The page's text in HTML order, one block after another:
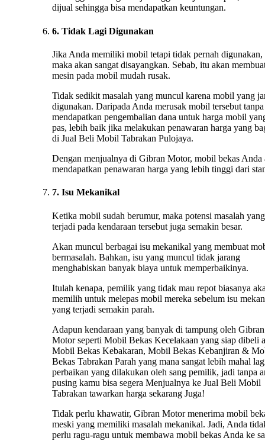
dijual sehingga bisa mendapatkan keuntungan.
6. Tidak Lagi Digunakan
Jika Anda memiliki mobil tetapi tidak pernah digunakan,
maka akan sangat disayangkan. Sebab, itu akan
mesin pada mobil mudah rusak.
Tidak sedikit masalah yang muncul karena mobil yang
digunakan. Daripada Anda merusak mobil tersebut tanpa
mendapatkan pengembalian dana untuk harga mobil
pas, lebih baik jika melakukan penawaran harga yang
di Jual Beli Mobil Tabrakan Pulojaya.
Dengan menjualnya di Gibran Motor, mobil bekas Anda
mendapatkan penawaran harga yang lebih tinggi dari
7. Isu Mekanikal
Ketika mobil sudah berumur, maka potensi masalah yang
terjadi pada kendaraan tersebut juga semakin besar.
Akan muncul berbagai isu mekanikal yang membuat
bermasalah. Bahkan, isu yang muncul tidak jarang
menghabiskan banyak biaya untuk memperbaikinya.
Itulah kenapa, pemilik yang tidak mau repot biasanya
memilih untuk melepas mobil mereka sebelum isu
yang terjadi semakin parah.
Adapun kendaraan yang banyak di tampung oleh Gibran
Motor seperti Mobil Bekas Kecelakaan yang siap dibeli
Mobil Bekas Kebakaran, Mobil Bekas Kebanjiran &
Bekas Tabrakan Parah yang mana sangat lebih mahal
perbaikan yang dilakukan oleh sang pemilik, jadi tanpa
pusing kamu bisa segera Menjualnya ke Jual Beli Mobil
Tabrakan tawarkan harga sekarang Juga!
Tidak perlu khawatir, Gibran Motor menerima mobil
meski yang memiliki masalah mekanikal. Jadi, Anda
perlu ragu-ragu untuk membawa mobil bekas Anda ke